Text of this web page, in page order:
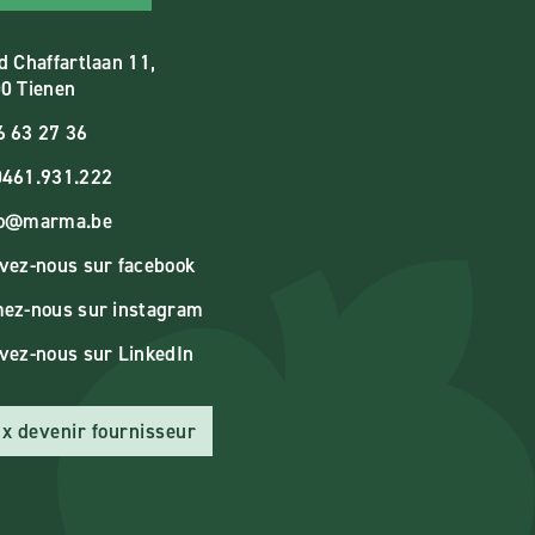
Chaffartlaan 11,
Tienen
63 27 36
nous sur facebook
nous sur instagram
nous sur LinkedIn
devenir fournisseur